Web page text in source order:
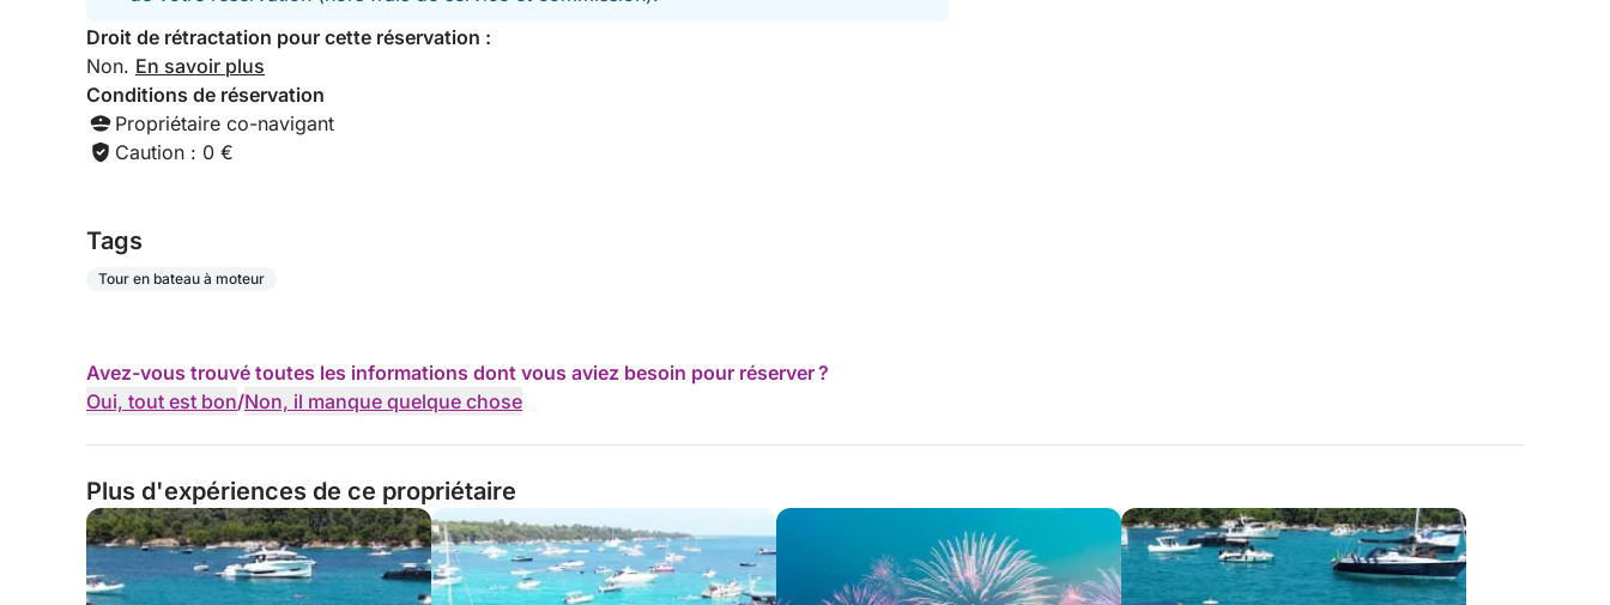
Droit de rétractation pour cette réservation :
Non. En savoir plus
Conditions de réservation
Propriétaire co-navigant
Caution : 0 €
Tags
Tour en bateau à moteur
Avez-vous trouvé toutes les informations dont vous aviez besoin pour réserver ?
Oui, tout est bon/Non, il manque quelque chose
Plus d'expériences de ce propriétaire